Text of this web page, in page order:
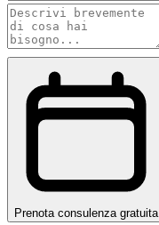
Prenota consulenza gratuita